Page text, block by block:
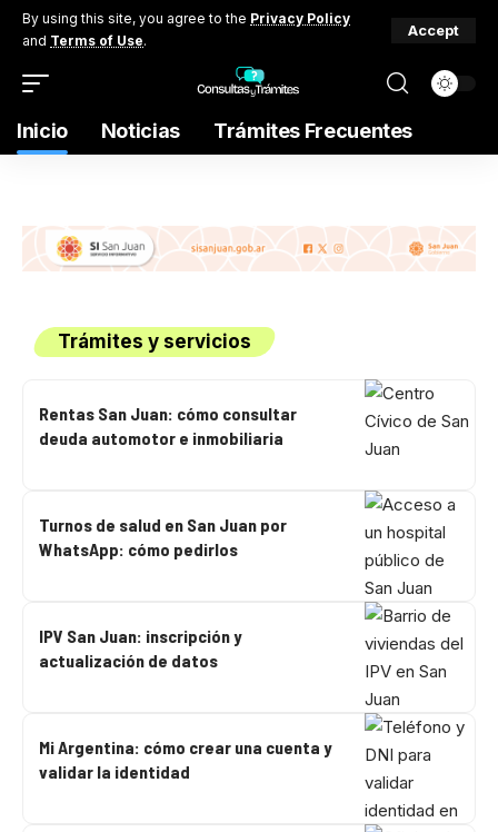
By using this site, you agree to the Privacy Policy
and Terms of Use.
Accept
Inicio Noticias Trámites Frecuentes
Trámites y servicios
Rentas San Juan: cómo consultar
deuda automotor e inmobiliaria
Turnos de salud en San Juan por
WhatsApp: cómo pedirlos
IPV San Juan: inscripción y
actualización de datos
Mi Argentina: cómo crear una cuenta y
validar la identidad